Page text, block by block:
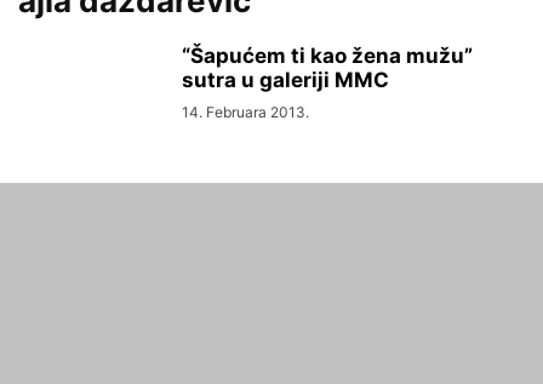
“Šapućem ti kao žena mužu”
sutra u galeriji MMC
14. Februara 2013.